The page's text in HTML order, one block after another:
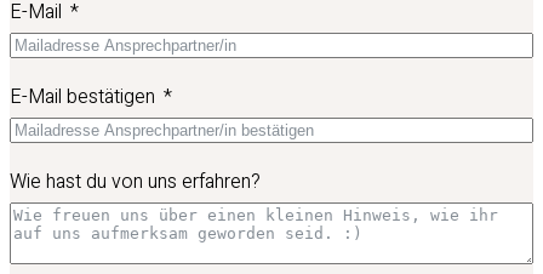
E-Mail
E-Mail bestätigen
Wie hast du von uns erfahren?